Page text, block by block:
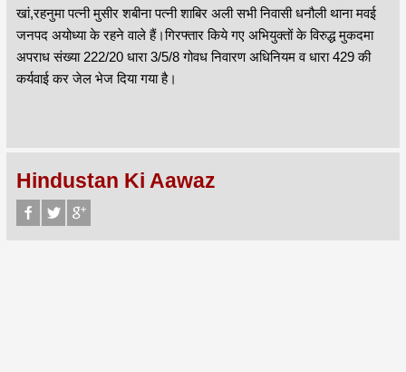
खां,रहनुमा पत्नी मुसीर शबीना पत्नी शाबिर अली सभी निवासी धनौली थाना मवई
जनपद अयोध्या के रहने वाले हैं।गिरफ्तार किये गए अभियुक्तों के विरुद्ध मुकदमा
अपराध संख्या 222/20 धारा 3/5/8 गोवध निवारण अधिनियम व धारा 429 की
कर्यवाई कर जेल भेज दिया गया है।
Hindustan Ki Aawaz